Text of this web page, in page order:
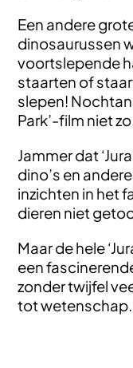
Een andere
dinosaurussen
voortslepende
staarten of
slepen!
Park’-film niet
Jammer dat
dino’s en
inzichten in het
dieren niet
Maar de hele
een
zonder twijfel
tot wetenschap.